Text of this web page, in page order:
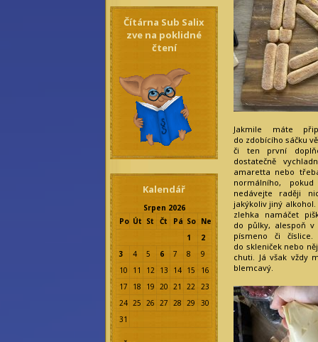
Čítárna Sub Salix
zve na poklidné
čtení
Kalendář
Srpen 2026
Po Út St Čt Pá So Ne
1
2
3
4 5 6 7 8
9
10
11 12 13 14 15
16
17
18 19 20 21 22 23
24 25 26 27 28 29
30
31
Jakmile máte
do zdobícího sáčku
či ten první
dostatečně
amaretta nebo
normálního,
nedávejte raději
jakýkoliv jiný
zlehka namáčet
do půlky, alespoň
písmeno či
do skleniček nebo
chuti. Já však vždy
blemcavý.